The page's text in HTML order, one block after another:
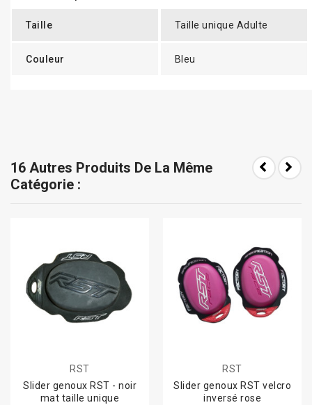
Taille Taille unique Adulte
Couleur Bleu
16 Autres Produits De La Même
Catégorie :
RST
Slider genoux RST - noir
mat taille unique
RST
Slider genoux RST velcro
inversé rose